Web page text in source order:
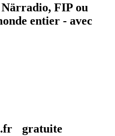
FIP ou
entier - avec
gratuite